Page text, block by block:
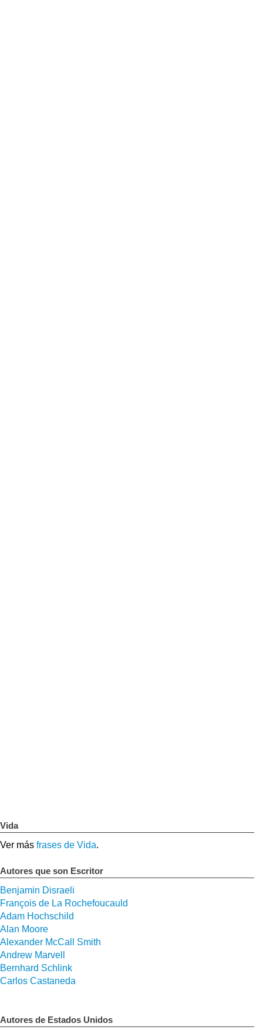
Vida
Ver más frases de Vida.
Autores que son Escritor
Benjamin Disraeli
François de La Rochefoucauld
Adam Hochschild
Alan Moore
Alexander McCall Smith
Andrew Marvell
Bernhard Schlink
Carlos Castaneda
Autores de Estados Unidos